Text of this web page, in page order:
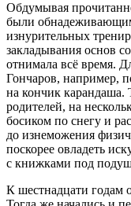
Обдумывая
были
изнурительных
закладывания основ
отнимала всё время.
Гончаров, например,
на кончик карандаша.
родителей, на
босиком по снегу и
до изнеможения
поскорее овладеть
с книжками под
К шестнадцати годам